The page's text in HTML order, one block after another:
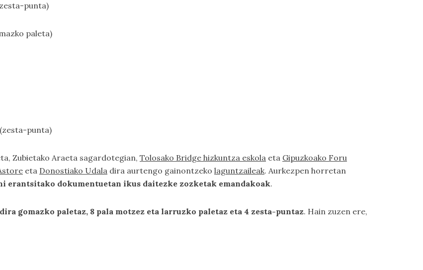
punta)
paleta)
punta)
Zubietako Araeta sagardotegian, Tolosako Bridge hizkuntza eskola eta Gipuzkoako Foru
eta Donostiako Udala dira aurtengo gainontzeko laguntzaileak. Aurkezpen horretan
erantsitako dokumentuetan ikus daitezke zozketak emandakoak.
gomazko paletaz, 8 pala motzez eta larruzko paletaz eta 4 zesta-puntaz. Hain zuzen ere,